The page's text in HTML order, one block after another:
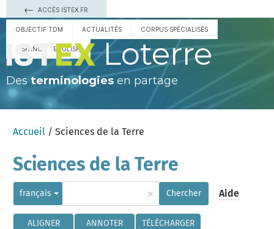
ACCÈS ISTEX.FR
OBJECTIF TDM ACTUALITÉS CORPUS SPÉCIALISÉS
ESPAÑOL ENGLISH Loterre
Des terminologies en partage
Accueil / Sciences de la Terre
Sciences de la Terre
français × Chercher Aide
ALIGNER ANNOTER TÉLÉCHARGER